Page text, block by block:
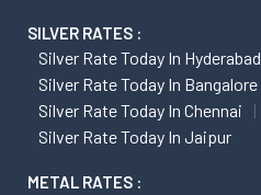
SILVER RATES :
Silver Rate Today In Hyderabad
Silver Rate Today In Bangalore
Silver Rate Today In Chennai
Silver Rate Today In Jaipur
METAL RATES :